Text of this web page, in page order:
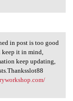
in post is too good
keep it in mind,
keep updating,